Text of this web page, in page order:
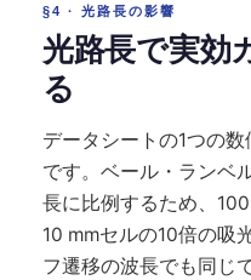
§4 · 光路長の影響
光路長で実効
る
データシートの1つの
です。ベール・ランベ
長に比例するため、
10 mmセルの10倍の吸
フ遷移の波長でも同じ